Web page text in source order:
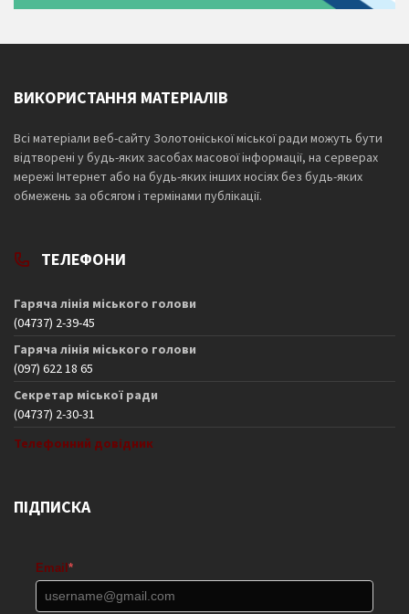
ВИКОРИСТАННЯ МАТЕРІАЛІВ
Всі матеріали веб-сайту Золотоніської міської ради можуть бути
відтворені у будь-яких засобах масової інформації, на серверах
мережі Інтернет або на будь-яких інших носіях без будь-яких
обмежень за обсягом і термінами публікації.
ТЕЛЕФОНИ
Гаряча лінія міського голови
(04737) 2-39-45
Гаряча лінія міського голови
(097) 622 18 65
Секретар міської ради
(04737) 2-30-31
Телефонний довідник
ПІДПИСКА
Email *